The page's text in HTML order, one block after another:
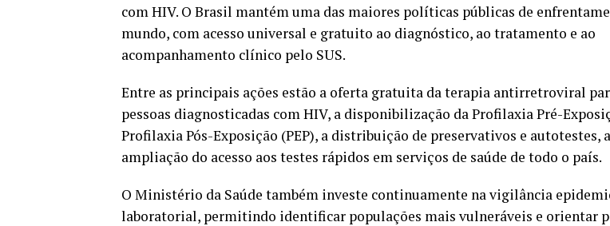
com HIV. O Brasil mantém uma das maiores políticas públicas de
mundo, com acesso universal e gratuito ao diagnóstico, ao tratamento e ao
acompanhamento clínico pelo SUS.
Entre as principais ações estão a oferta gratuita da terapia antirretroviral
pessoas diagnosticadas com HIV, a disponibilização da Profilaxia Pré-
Profilaxia Pós-Exposição (PEP), a distribuição de preservativos e autotestes,
ampliação do acesso aos testes rápidos em serviços de saúde de todo o país.
O Ministério da Saúde também investe continuamente na vigilância
laboratorial, permitindo identificar populações mais vulneráveis e orientar